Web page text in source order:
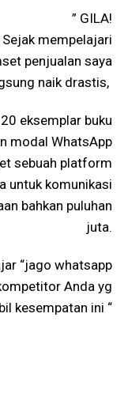
” GILA!
mempelajari
penjualan saya
naik drastis,
eksemplar buku
modal WhatsApp
sebuah platform
untuk komunikasi
bahkan puluhan
juta.
“jago whatsapp
Anda yg
kesempatan ini “